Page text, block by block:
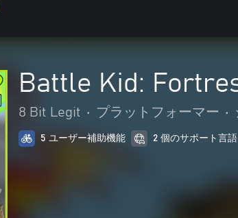
Battle Kid:
8 Bit Legit • プラットフォーマー •
5 ユーザー補助機能 2 個のサポート言語